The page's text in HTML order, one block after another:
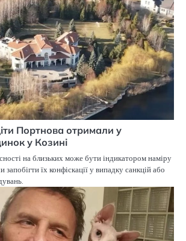
Портнова отримали у
у Козині
на близьких може бути індикатором наміру
запобігти їх конфіскації у випадку санкцій або